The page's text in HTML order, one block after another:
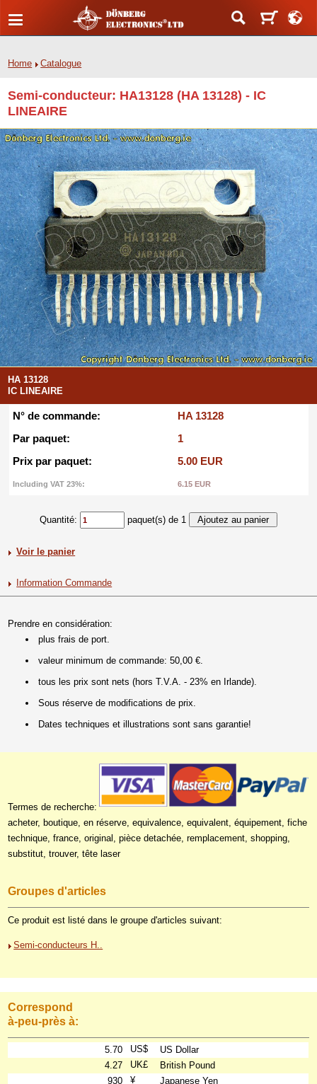
Home Catalogue
Semi-conducteur: HA13128 (HA 13128) - IC
LINEAIRE
HA 13128
IC LINEAIRE
N° de commande:
HA 13128
Par paquet:
1
Prix par paquet:
5.00 EUR
Including VAT 23%: 6.15 EUR
Quantité: paquet(s) de 1
Voir le panier
Information Commande
Prendre en considération:
plus frais de port.
valeur minimum de commande: 50,00 €.
tous les prix sont nets (hors T.V.A. - 23% en Irlande).
Sous réserve de modifications de prix.
Dates techniques et illustrations sont sans garantie!
Termes de recherche:
acheter, boutique, en réserve, equivalence, equivalent, équipement, fiche
technique, france, original, pièce detachée, remplacement, shopping,
substitut, trouver, tête laser
Groupes d'articles
Ce produit est listé dans le groupe d'articles suivant:
Semi-conducteurs H..
Correspond
à-peu-près à:
5.70 US$
US Dollar
4.27
UK£
British Pound
930
¥
Japanese Yen